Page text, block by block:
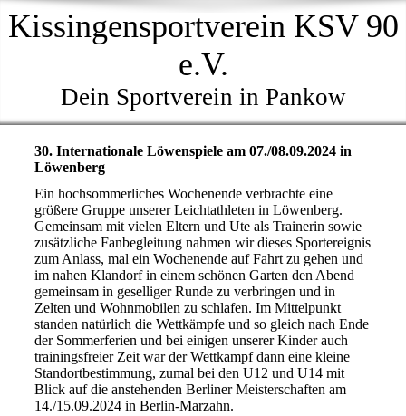
Kissingensportverein KSV 90
e.V.
Dein Sportverein in Pankow
30. Internationale Löwenspiele am 07./08.09.2024 in
Löwenberg
Ein hochsommerliches Wochenende verbrachte eine
größere Gruppe unserer Leichtathleten in Löwenberg.
Gemeinsam mit vielen Eltern und Ute als Trainerin sowie
zusätzliche Fanbegleitung nahmen wir dieses Sportereignis
zum Anlass, mal ein Wochenende auf Fahrt zu gehen und
im nahen Klandorf in einem schönen Garten den Abend
gemeinsam in geselliger Runde zu verbringen und in
Zelten und Wohnmobilen zu schlafen. Im Mittelpunkt
standen natürlich die Wettkämpfe und so gleich nach Ende
der Sommerferien und bei einigen unserer Kinder auch
trainingsfreier Zeit war der Wettkampf dann eine kleine
Standortbestimmung, zumal bei den U12 und U14 mit
Blick auf die anstehenden Berliner Meisterschaften am
14./15.09.2024 in Berlin-Marzahn.